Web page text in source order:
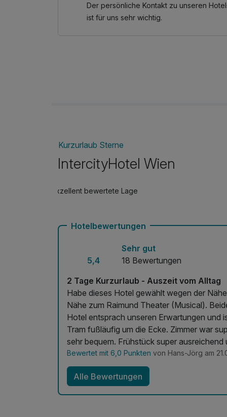
Der persönliche Kontakt zu unseren
ist für uns sehr wichtig.
Kurzurlaub Sterne
IntercityHotel Wien
Exzellent bewertete Lage
Hotelbewertungen
5,4
Sehr gut
18 Bewertungen
2 Tage Kurzurlaub - Auszeit vom Alltag
Habe dieses Hotel gewählt wegen der
Nähe zum Raimund Theater (Musical).
Hotel entsprach unseren Erwartungen und
Tram fußläufig um die Ecke. Zimmer war super. 8ter Stock. Sehr ruhig. Ausstattung sauber. Betten
Bewertet mit 6,0 Punkten von Hans-Jörg am
Alle Bewertungen